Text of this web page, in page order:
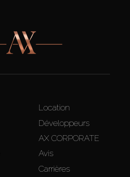
Location
Développeurs
AX CORPORATE
Avis
Carrières